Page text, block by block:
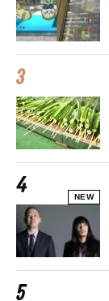
NEW